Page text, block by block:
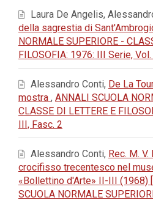
Laura De Angelis,
della sagrestia di
NORMALE SUPERIORE -
FILOSOFIA: 1976: III Serie, Vol.
Alessandro Conti, De La
mostra , ANNALI SCUOLA
CLASSE DI LETTERE E
III, Fasc. 2
Alessandro Conti, Rec. M.
crocifisso trecentesco nel
«Bollettino d'Arte» II-III (1968)
SCUOLA NORMALE